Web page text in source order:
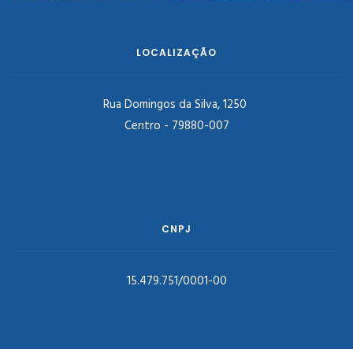
LOCALIZAÇÃO
Rua Domingos da Silva, 1250
Centro - 79880-007
CNPJ
15.479.751/0001-00